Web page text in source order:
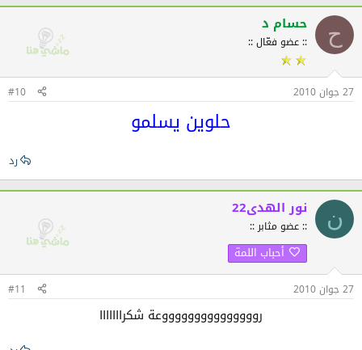
ح حسام د
:: عضو فعّال ::
27 جوان 2010 #10
حلوين يسلمو
رد
ن نور الهدى22
:: عضو مثابر ::
أحباب اللمة
27 جوان 2010 #11
روووووووووووووووعة شكرااااااا​